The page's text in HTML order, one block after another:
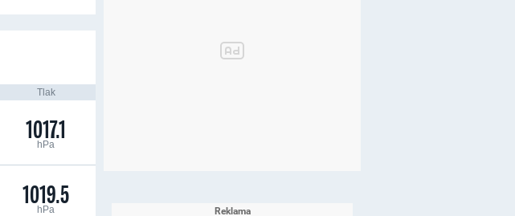
Tlak
1017.1
hPa
1019.5
hPa